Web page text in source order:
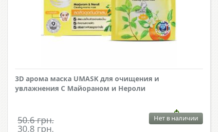
3D арома маска UMASK для очищения и
увлажнения С Майораном и Нероли
50.6 грн.
30.8 грн.
Нет в наличии